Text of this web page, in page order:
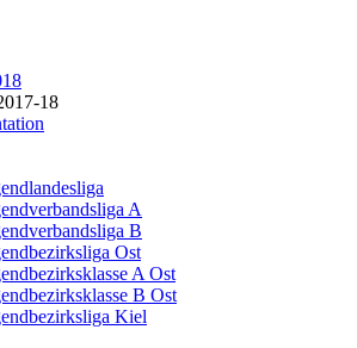
18
A
B
Ost
A Ost
B Ost
Kiel